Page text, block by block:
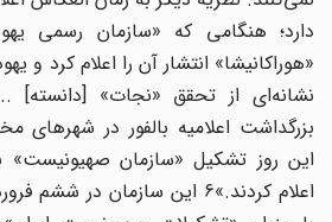
دارد؛ هنگامی که «سازمان رسمی
«هوراکانیشا» انتشار آن را اعلام کرد و
نشانه‌ای از تحقق «نجات» [دانسته]
بزرگداشت اعلامیه بالفور در شهرهای
این روز تشکیل «سازمان صهیونیست»